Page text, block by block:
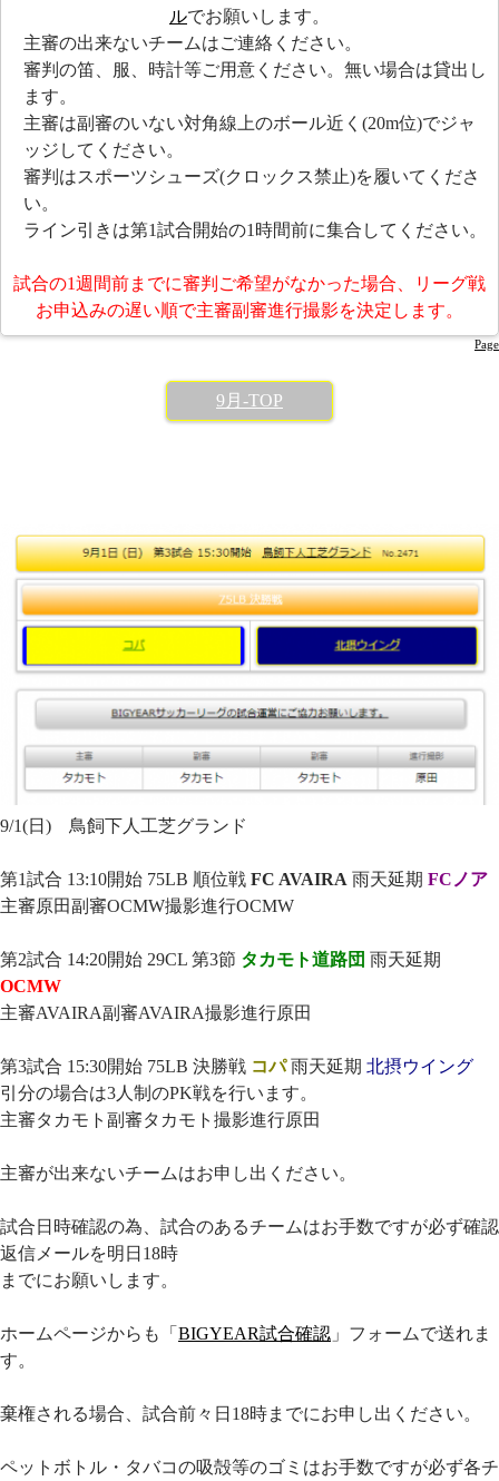
ルでお願いします。
主審の出来ないチームはご連絡ください。
審判の笛、服、時計等ご用意ください。無い場合は貸出し
ます。
主審は副審のいない対角線上のボール近く(20m位)でジャ
ッジしてください。
審判はスポーツシューズ(クロックス禁止)を履いてくださ
い。
ライン引きは第1試合開始の1時間前に集合してください。
試合の1週間前までに審判ご希望がなかった場合、リーグ戦
お申込みの遅い順で主審副審進行撮影を決定します。
Page
9月-TOP
9/1(日) 鳥飼下人工芝グランド
第1試合 13:10開始 75LB 順位戦 FC AVAIRA 雨天延期 FCノア
主審原田副審OCMW撮影進行OCMW
第2試合 14:20開始 29CL 第3節 タカモト道路団 雨天延期
OCMW
主審AVAIRA副審AVAIRA撮影進行原田
第3試合 15:30開始 75LB 決勝戦 コパ雨天延期 北摂ウイング
引分の場合は3人制のPK戦を行います。
主審タカモト副審タカモト撮影進行原田
主審が出来ないチームはお申し出ください。
試合日時確認の為、試合のあるチームはお手数ですが必ず確認
返信メールを明日18時
までにお願いします。
ホームページからも「 BIGYEAR試合確認 」フォームで送れま
す。
棄権される場合、試合前々日18時までにお申し出ください。
ペットボトル・タバコの吸殻等のゴミはお手数ですが必ず各チ